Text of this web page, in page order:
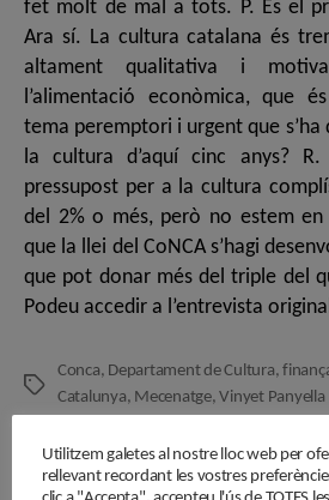
fet molt de mal a tots. P. És el
Ara sí. La cultura catalana és
altament qualitativa i
l’alimentació econòmica, que
tema peremptori i urgent que s’ha
la cultura d’aquí cinc anys? R.
pressupost per a la cultura
del 2% o més, però no estem en
que la llei del CoNCA s’hagi
que pot donar més del triple del
Podeu accedir a l’entrevista
Etiquetes
Conca, Departament de Cultura,
Catalunya, Mecenatge,Vinyet Panyella
Utilitzem galetes al nostre lloc web per
rellevant recordant les vostres